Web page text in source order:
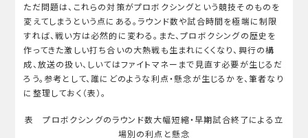
ただ問題は、これらの対策がプロボクシングという競技そのものを
変えてしまうという点にある。ラウンド数や試合時間を極端に制限
すれば、戦い方は必然的に変わる。また、プロボクシングの歴史を
作ってきた激しい打ち合いの大熱戦も生まれにくくなり、興行の構
成、放送の扱い、しいてはファイトマネーまで見直す必要が生じるだ
ろう。参考として、誰にどのような利点・懸念が生じるかを、筆者なり
に整理しておく（表）。
表 プロボクシングのラウンド数大幅短縮・早期試合終了による立
場別の利点と懸念